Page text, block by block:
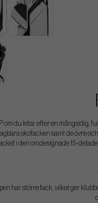
om du letar efter en mångsidig,
skofacken samt de övre
i den omdesignade 15-
har större fack, vilket ger